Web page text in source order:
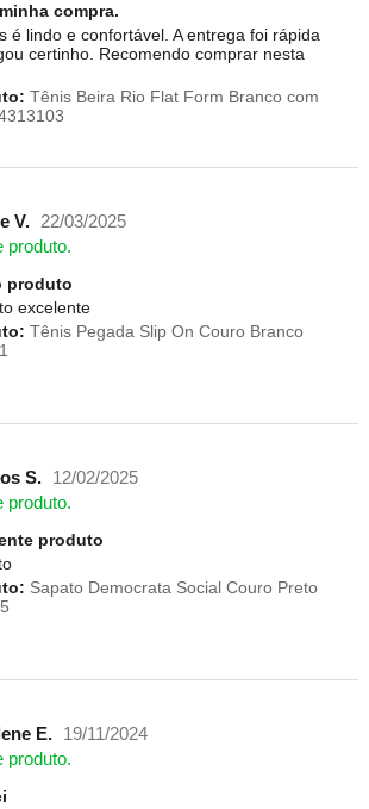
compra.
é lindo e confortável. A entrega foi rápida
certinho. Recomendo comprar nesta
Tênis Beira Rio Flat Form Branco com
V. 22/03/2025
produto.
produto
excelente
Tênis Pegada Slip On Couro Branco
S.
12/02/2025
produto.
produto
Sapato Democrata Social Couro Preto
E.
19/11/2024
produto.